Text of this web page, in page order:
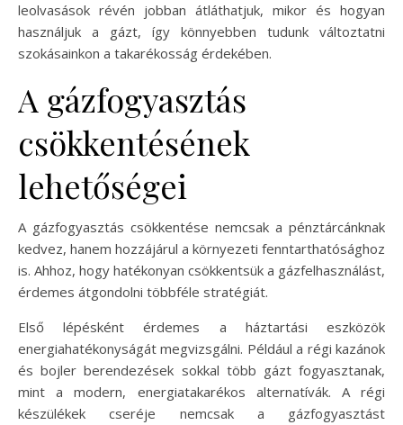
leolvasások révén jobban átláthatjuk, mikor és hogyan
használjuk a gázt, így könnyebben tudunk változtatni
szokásainkon a takarékosság érdekében.
A gázfogyasztás
csökkentésének
lehetőségei
A gázfogyasztás csökkentése nemcsak a pénztárcánknak
kedvez, hanem hozzájárul a környezeti fenntarthatósághoz
is. Ahhoz, hogy hatékonyan csökkentsük a gázfelhasználást,
érdemes átgondolni többféle stratégiát.
Első lépésként érdemes a háztartási eszközök
energiahatékonyságát megvizsgálni. Például a régi kazánok
és bojler berendezések sokkal több gázt fogyasztanak,
mint a modern, energiatakarékos alternatívák. A régi
készülékek cseréje nemcsak a gázfogyasztást